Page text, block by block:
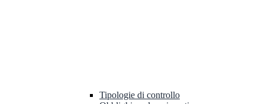
Tipologie di controllo